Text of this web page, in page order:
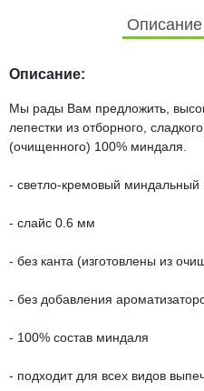
Описание
Описание:
Мы рады Вам предложить,
лепестки из отборного,
(очищенного) 100% миндаля.
- светло-кремовый миндальный
- слайс 0.6 мм
- без канта (изготовлены из
- без добавления
- 100% состав миндаля
- подходит для всех видов